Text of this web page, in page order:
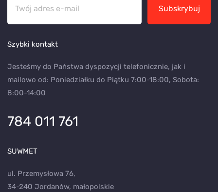
Subskrybuj
Szybki kontakt
Jesteśmy do Państwa dyspozycji telefonicznie, jak i
mailowo od: Poniedziałku do Piątku 7:00-18:00, Sobota:
8:00-14:00
784 011 761
SUWMET
ul. Przemysłowa 76,
34-240 Jordanów, małopolskie